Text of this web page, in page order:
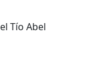
Tío Abel